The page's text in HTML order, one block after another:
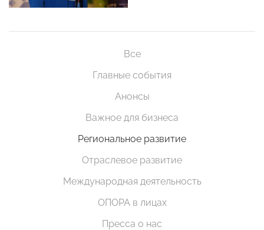
Все
Главные события
Анонсы
Важное для бизнеса
Региональное развитие
Отраслевое развитие
Международная деятельность
ОПОРА в лицах
Пресса о нас